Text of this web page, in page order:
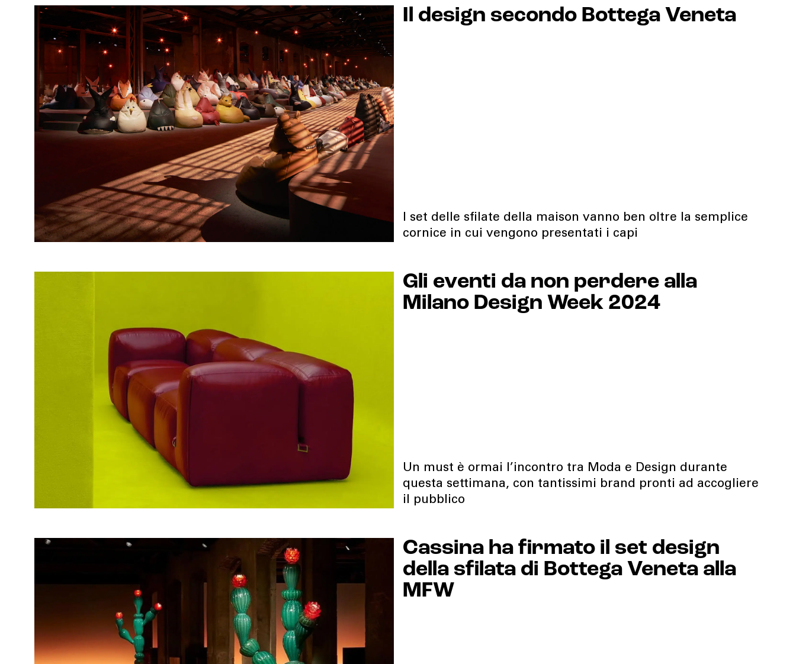
Il design secondo Bottega Veneta
I set delle sfilate della maison vanno ben oltre la semplice
cornice in cui vengono presentati i capi
Gli eventi da non perdere alla
Milano Design Week 2024
Un must è ormai l’incontro tra Moda e Design durante
questa settimana, con tantissimi brand pronti ad accogliere
il pubblico
Cassina ha firmato il set design
della sfilata di Bottega Veneta alla
MFW